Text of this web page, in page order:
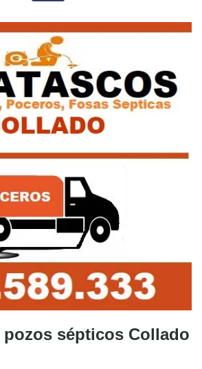
pozos sépticos Collado